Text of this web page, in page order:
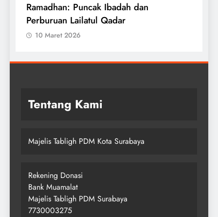
Witirmu Bersama Imam
10 Maret 2026
Tentang Kami
Majelis Tabligh PDM Kota Surabaya
Rekening Donasi
Bank Muamalat
Majelis Tabligh PDM Surabaya
7730003275